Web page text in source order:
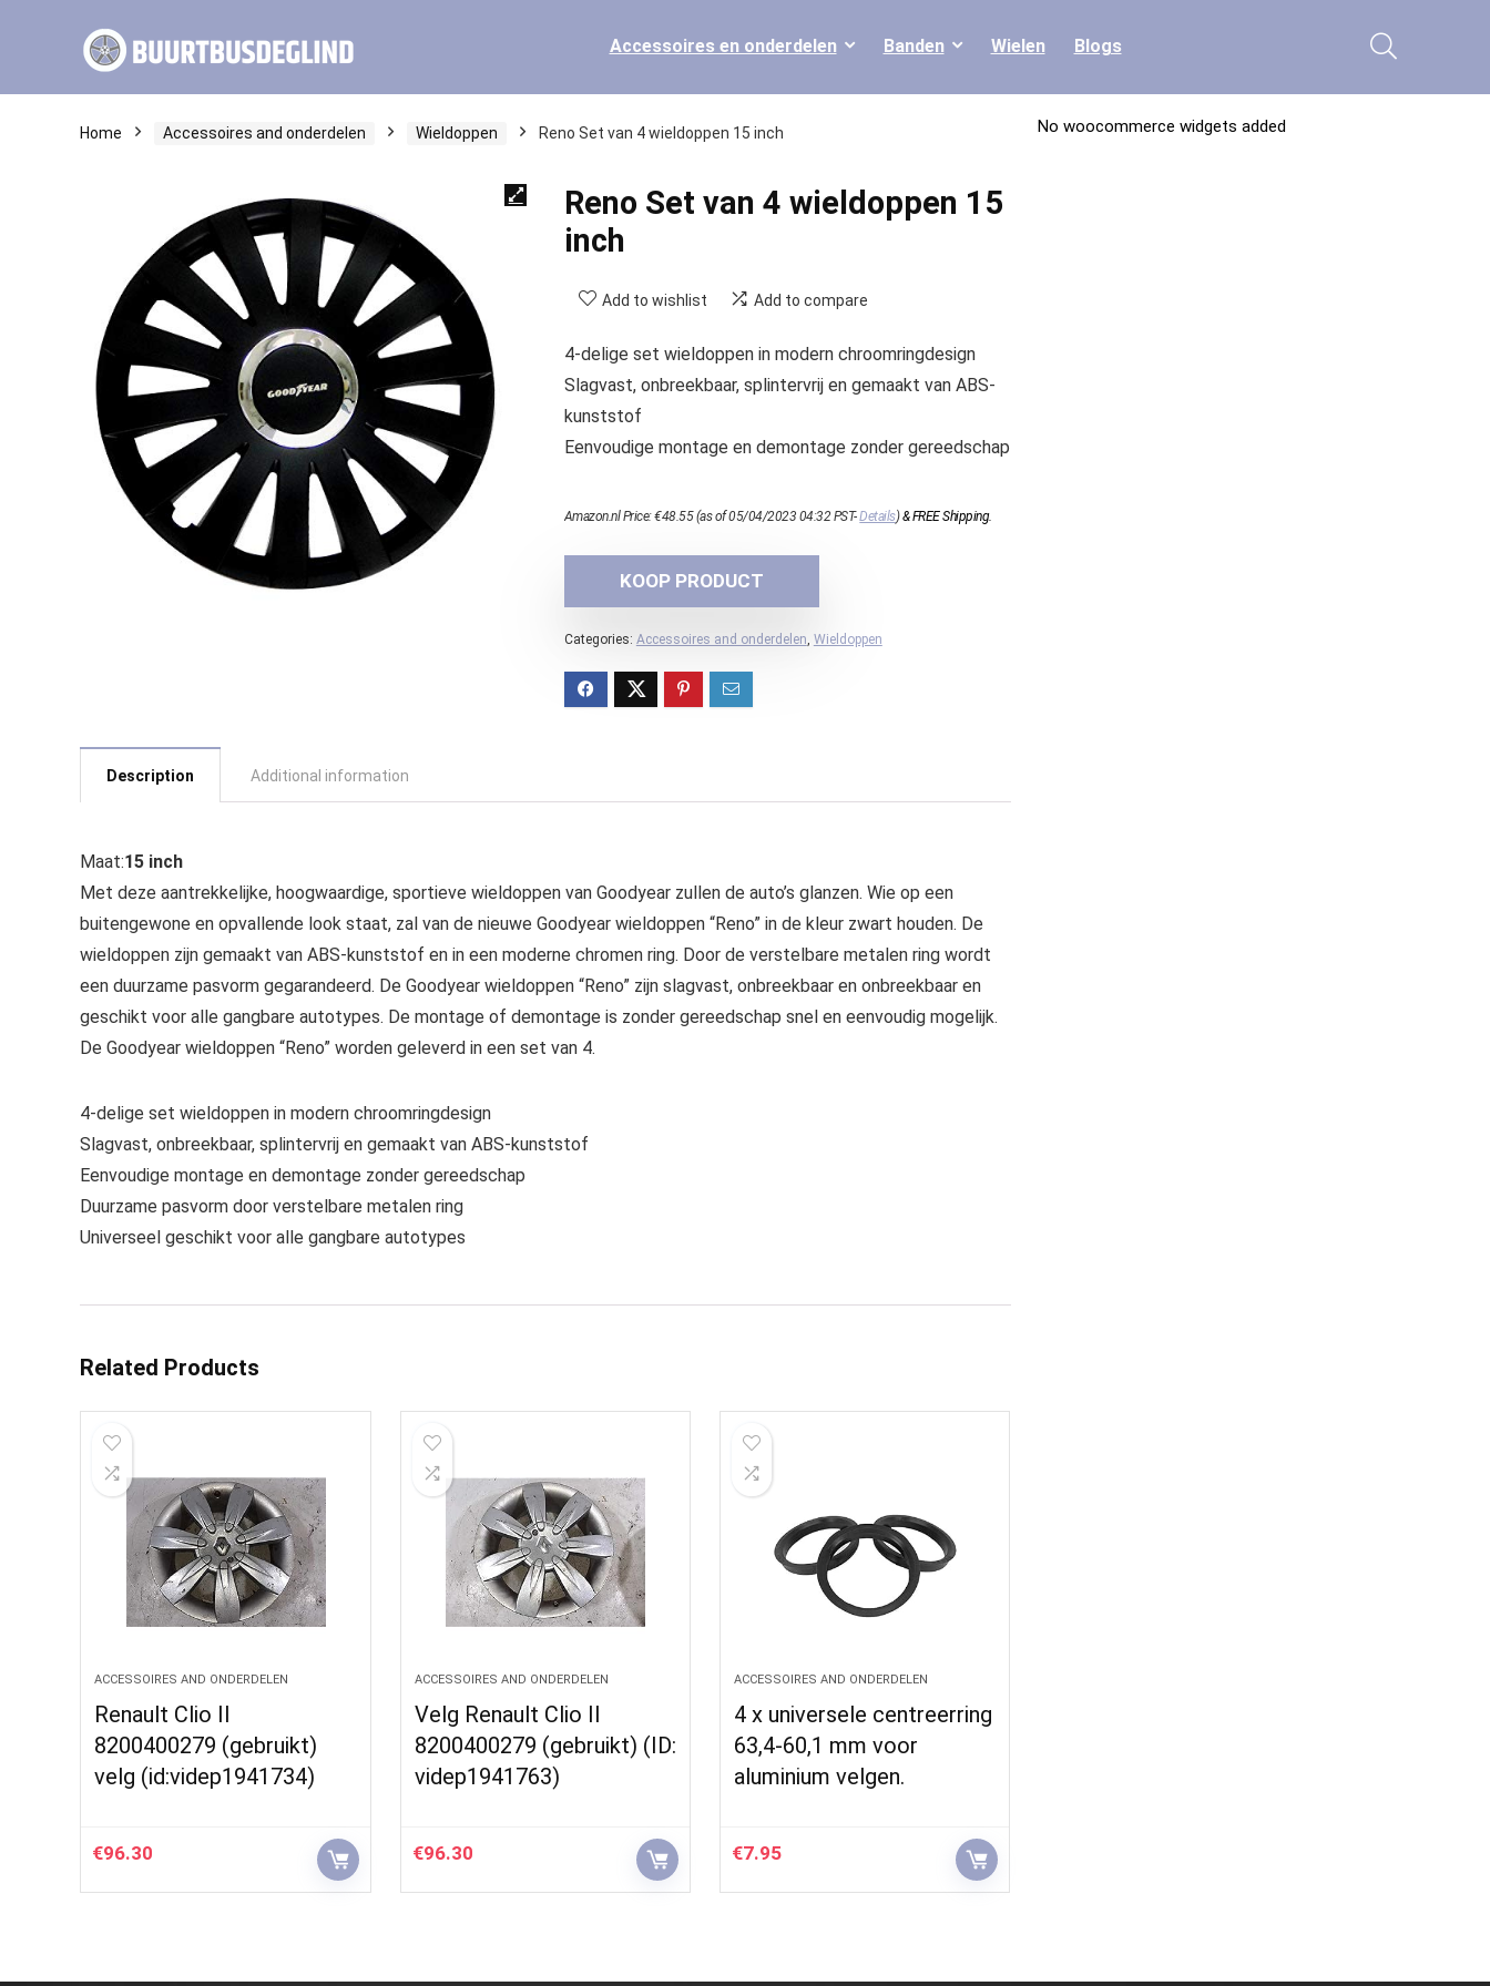
Accessoires en onderdelen Banden Wielen Blogs
Home Accessoires and onderdelen Wieldoppen Reno Set van 4 wieldoppen 15 inch
Reno Set van 4 wieldoppen 15
inch
Add to wishlist Add to compare
4-delige set wieldoppen in modern chroomringdesign
Slagvast, onbreekbaar, splintervrij en gemaakt van ABS-
kunststof
Eenvoudige montage en demontage zonder gereedschap
Amazon.nl Price:€48.55(as of 05/04/2023 04:32 PST-Details)&FREE Shipping.
KOOP PRODUCT
Categories: Accessoires and onderdelen, Wieldoppen
Description Additional information
Maat:15 inch
Met deze aantrekkelijke, hoogwaardige, sportieve wieldoppen van Goodyear zullen de auto’s glanzen. Wie op een
buitengewone en opvallende look staat, zal van de nieuwe Goodyear wieldoppen “Reno” in de kleur zwart houden. De
wieldoppen zijn gemaakt van ABS-kunststof en in een moderne chromen ring. Door de verstelbare metalen ring wordt
een duurzame pasvorm gegarandeerd. De Goodyear wieldoppen “Reno” zijn slagvast, onbreekbaar en onbreekbaar en
geschikt voor alle gangbare autotypes. De montage of demontage is zonder gereedschap snel en eenvoudig mogelijk.
De Goodyear wieldoppen “Reno” worden geleverd in een set van 4.
4-delige set wieldoppen in modern chroomringdesign
Slagvast, onbreekbaar, splintervrij en gemaakt van ABS-kunststof
Eenvoudige montage en demontage zonder gereedschap
Duurzame pasvorm door verstelbare metalen ring
Universeel geschikt voor alle gangbare autotypes
Related Products
ACCESSOIRES AND ONDERDELEN
Renault Clio II
8200400279 (gebruikt)
velg (id:videp1941734)
€96.30
ACCESSOIRES AND ONDERDELEN
Velg Renault Clio II
8200400279 (gebruikt) (ID:
videp1941763)
€96.30
ACCESSOIRES AND ONDERDELEN
4 x universele centreerring
63,4-60,1 mm voor
aluminium velgen.
€7.95
No woocommerce widgets added